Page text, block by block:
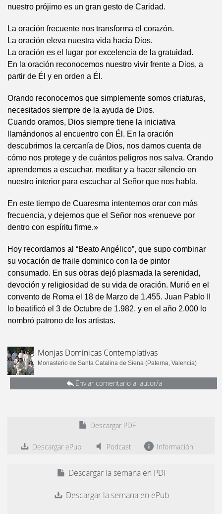
nuestro prójimo es un gran gesto de Caridad.
La oración frecuente nos transforma el corazón.
La oración eleva nuestra vida hacia Dios.
La oración es el lugar por excelencia de la gratuidad.
En la oración reconocemos nuestro vivir frente a Dios, a
partir de Él y en orden a Él.
Orando reconocemos que simplemente somos criaturas,
necesitados siempre de la ayuda de Dios.
Cuando oramos, Dios siempre tiene la iniciativa
llamándonos al encuentro con Él. En la oración
descubrimos la cercanía de Dios, nos damos cuenta de
cómo nos protege y de cuántos peligros nos salva. Orando
aprendemos a escuchar, meditar y a hacer silencio en
nuestro interior para escuchar al Señor que nos habla.
En este tiempo de Cuaresma intentemos orar con más
frecuencia, y dejemos que el Señor nos «renueve por
dentro con espíritu firme.»
Hoy recordamos al “Beato Angélico”, que supo combinar
su vocación de fraile dominico con la de pintor
consumado. En sus obras dejó plasmada la serenidad,
devoción y religiosidad de su vida de oración. Murió en el
convento de Roma el 18 de Marzo de 1.455. Juan Pablo II
lo beatificó el 3 de Octubre de 1.982, y en el año 2.000 lo
nombró patrono de los artistas.
Monjas Dominicas Contemplativas
Monasterio de Santa Catalina de Siena (Paterna, Valencia)
Enviar comentario al autor/a
Descargar PDF
Descargar ePub Podcast Información
Descargar la semana en PDF
Descargar la semana en ePub